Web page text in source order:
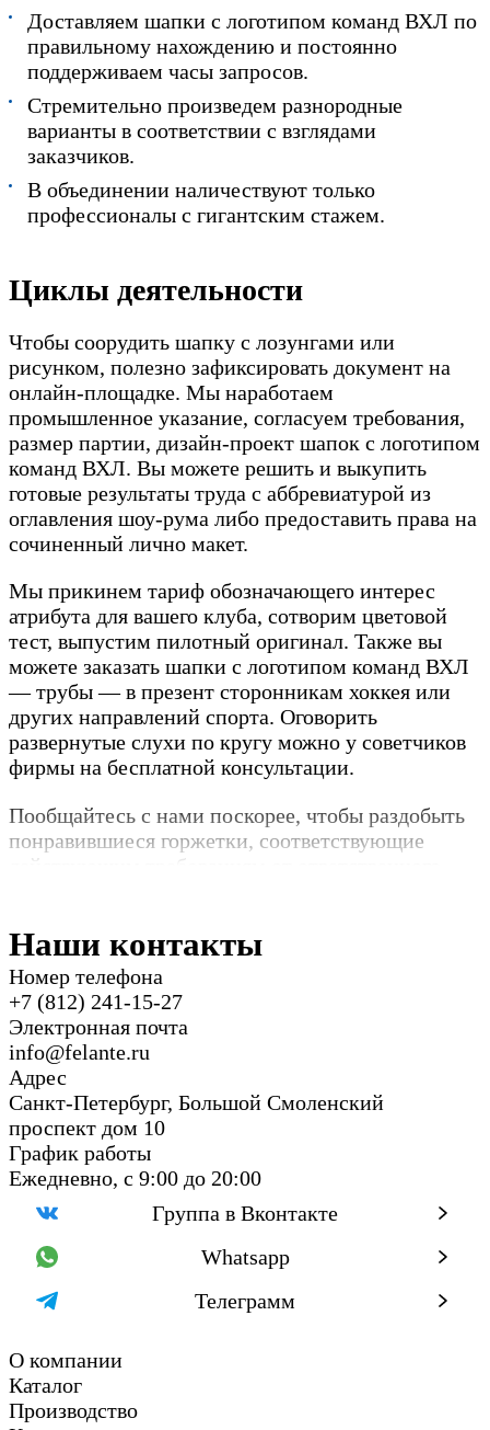
Доставляем шапки с логотипом команд ВХЛ по
правильному нахождению и постоянно
поддерживаем часы запросов.
Стремительно произведем разнородные
варианты в соответствии с взглядами
заказчиков.
В объединении наличествуют только
профессионалы с гигантским стажем.
Циклы деятельности
Чтобы соорудить шапку с лозунгами или
рисунком, полезно зафиксировать документ на
онлайн-площадке. Мы наработаем
промышленное указание, согласуем требования,
размер партии, дизайн-проект шапок с логотипом
команд ВХЛ. Вы можете решить и выкупить
готовые результаты труда с аббревиатурой из
оглавления шоу-рума либо предоставить права на
сочиненный лично макет.
Мы прикинем тариф обозначающего интерес
атрибута для вашего клуба, сотворим цветовой
тест, выпустим пилотный оригинал. Также вы
можете заказать шапки с логотипом команд ВХЛ
— трубы — в презент сторонникам хоккея или
других направлений спорта. Оговорить
развернутые слухи по кругу можно у советчиков
фирмы на бесплатной консультации.
Пообщайтесь с нами поскорее, чтобы раздобыть
понравившиеся горжетки, соответствующие
действующим требованиям от ответственного
Наши контакты
Номер телефона
+7 (812) 241-15-27
Электронная почта
info@felante.ru
Адрес
Санкт-Петербург, Большой Смоленский
проспект дом 10
График работы
Ежедневно, с 9:00 до 20:00
Группа в Вконтакте
Whatsapp
Телеграмм
О компании
Каталог
Производство